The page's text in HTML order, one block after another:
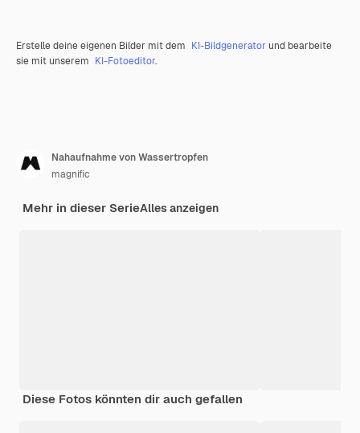
Erstelle deine eigenen Bilder mit dem KI-Bildgenerator und bearbeite
sie mit unserem KI-Fotoeditor.
Nahaufnahme von Wassertropfen
magnific
Mehr in dieser SerieAlles anzeigen
Diese Fotos könnten dir auch gefallen